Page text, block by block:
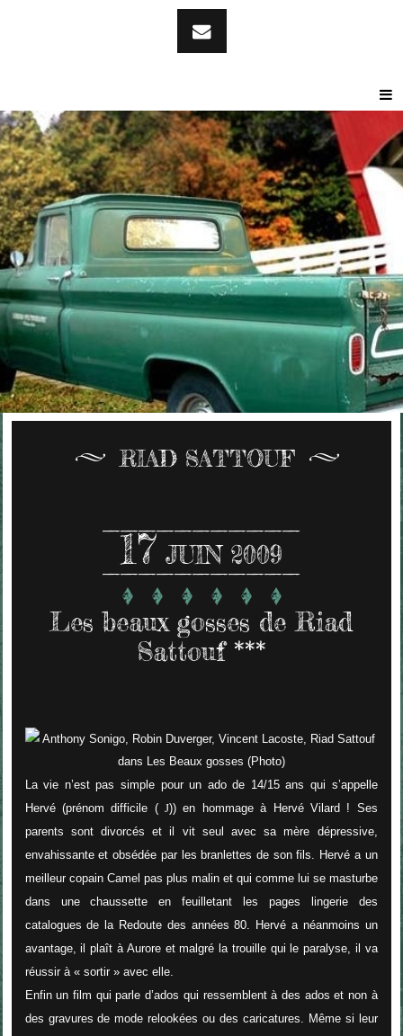
RIAD SATTOUF
17 JUIN 2009
Les beaux gosses de Riad
Sattouf ***
La vie n’est pas simple pour un ado de 14/15 ans qui s’appelle
Hervé (prénom difficile (J)) en hommage à Hervé Vilard ! Ses
parents sont divorcés et il vit seul avec sa mère dépressive,
envahissante et obsédée par les branlettes de son fils. Hervé a un
meilleur copain Camel pas plus malin et qui comme lui se masturbe
dans une chaussette en feuilletant les pages lingerie des
catalogues de la Redoute des années 80. Hervé a néanmoins un
avantage, il plaît à Aurore et malgré la trouille qui le paralyse, il va
réussir à « sortir » avec elle.
Enfin un film qui parle d’ados qui ressemblent à des ados et non à
des gravures de mode relookées ou des caricatures. Même si leur